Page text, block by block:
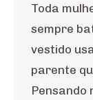
Toda
sempre
vestido
parente
Pensando